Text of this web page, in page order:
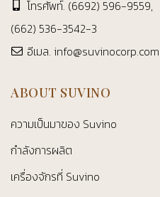
โทรศัพท์. (6692) 596-9559,
(662) 536-3542-3
อีเมล. info@suvinocorp.com
ABOUT SUVINO
ความเป็นมาของ Suvino
กำลังการผลิต
เครื่องจักรที่ Suvino